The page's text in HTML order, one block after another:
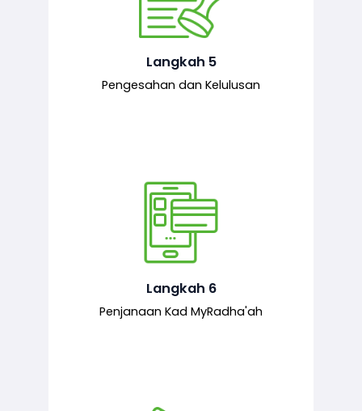
Langkah 5
Pengesahan dan Kelulusan
Pegawai pelulus menilai permohonan
dan memberi pengesahan serta
kelulusan akhir sekiranya semuanya
mematuhi syarat ditetapkan.
Langkah 6
Penjanaan Kad MyRadha'ah
Setelah permohonan diluluskan, kad
MyRadha’ah akan dijana.